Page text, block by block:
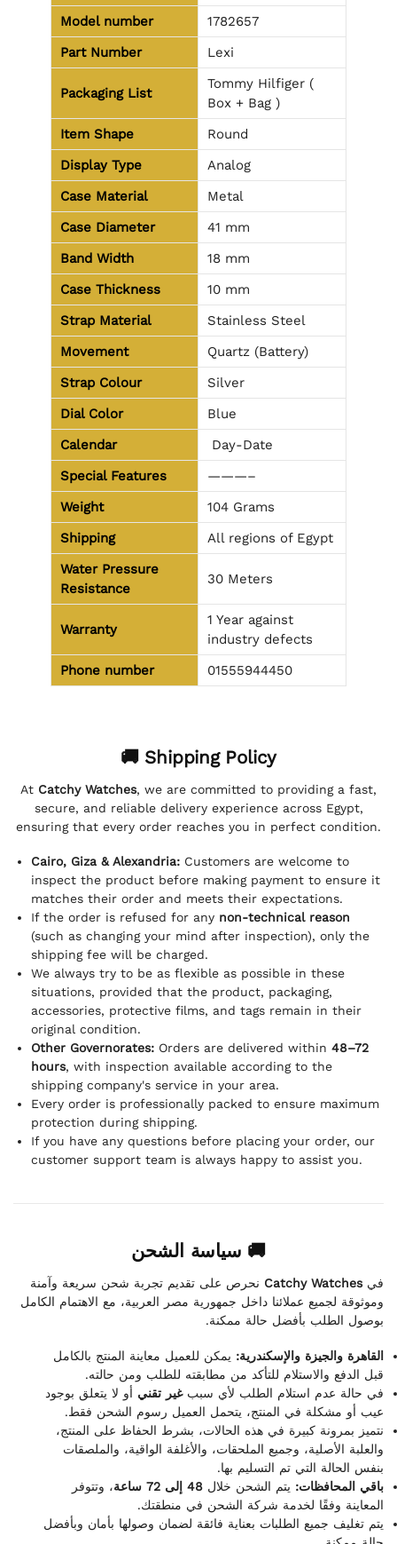
Model number
1782657
Part Number
Lexi
Packaging List
Tommy Hilfiger (
Box + Bag )
Item Shape
Round
Display Type
Analog
Case Material
Metal
Case Diameter
41 mm
Band Width
18 mm
Case Thickness
10 mm
Strap Material
Stainless Steel
Movement
Quartz (Battery)
Strap Colour
Silver
Dial Color
Blue
Calendar
Day-Date
Special Features
———–
Weight
104 Grams
Shipping
All regions of Egypt
Water Pressure
Resistance
30 Meters
Warranty
1 Year against
industry defects
Phone number
01555944450
🚚 Shipping Policy
At Catchy Watches, we are committed to providing a fast,
secure, and reliable delivery experience across Egypt,
ensuring that every order reaches you in perfect condition.
Cairo, Giza & Alexandria: Customers are welcome to
inspect the product before making payment to ensure it
matches their order and meets their expectations.
If the order is refused for any non-technical reason
(such as changing your mind after inspection), only the
shipping fee will be charged.
We always try to be as flexible as possible in these
situations, provided that the product, packaging,
accessories, protective films, and tags remain in their
original condition.
Other Governorates: Orders are delivered within 48–72
hours, with inspection available according to the
shipping company's service in your area.
Every order is professionally packed to ensure maximum
protection during shipping.
If you have any questions before placing your order, our
customer support team is always happy to assist you.
🚚 سياسة الشحن
فيCatchy Watches نحرص على تقديم تجربة شحن سريعة وآمنة
وموثوقة لجميع عملائنا داخل جمهورية مصر العربية، مع الاهتمام الكامل
بوصول الطلب بأفضل حالة ممكنة.
القاهرة والجيزة والإسكندرية: يمكن للعميل معاينة المنتج بالكامل
قبل الدفع والاستلام للتأكد من مطابقته للطلب ومن حالته.
في حالة عدم استلام الطلب لأي سببغير تقني أو لا يتعلق بوجود
عيب أو مشكلة في المنتج، يتحمل العميل رسوم الشحن فقط.
نتميز بمرونة كبيرة في هذه الحالات، بشرط الحفاظ على المنتج،
والعلبة الأصلية، وجميع الملحقات، والأغلفة الواقية، والملصقات
بنفس الحالة التي تم التسليم بها.
باقي المحافظات: يتم الشحن خلال 48 إلى 72 ساعة
، وتتوفر
المعاينة وفقًا لخدمة شركة الشحن في منطقتك.
يتم تغليف جميع الطلبات بعناية فائقة لضمان وصولها بأمان وبأفضل